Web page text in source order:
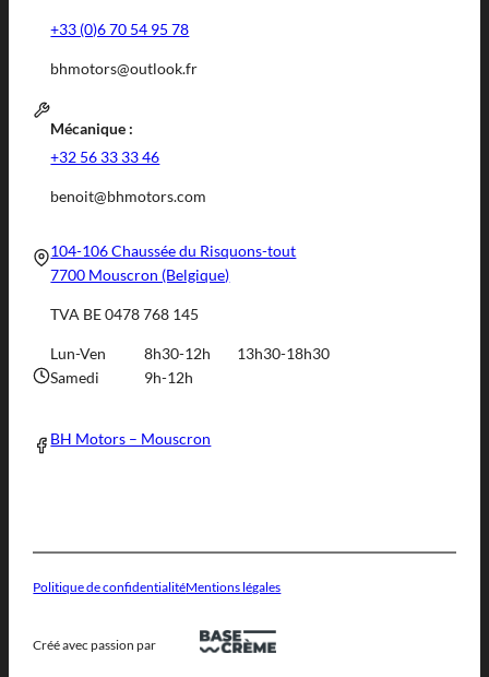
+33 (0)6 70 54 95 78
bhmotors@outlook.fr
Mécanique :
+32 56 33 33 46
benoit@bhmotors.com
104-106 Chaussée du Risquons-tout
7700 Mouscron (Belgique)
TVA BE 0478 768 145
Lun-Ven 8h30-12h
13h30-18h30
Samedi
9h-12h
BH Motors – Mouscron
Politique de confidentialitéMentions légales
Créé avec passion par